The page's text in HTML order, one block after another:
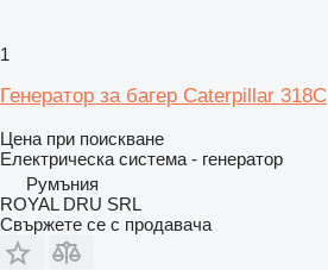
1
Генератор за багер Caterpillar 318C
Цена при поискване
Електрическа система - генератор
Румъния
ROYAL DRU SRL
Свържете се с продавача